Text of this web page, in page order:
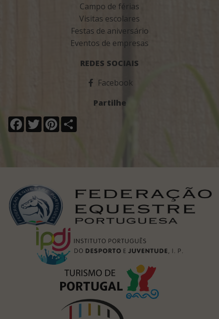
Campo de férias
Visitas escolares
Festas de aniversário
Eventos de empresas
REDES SOCIAIS
Facebook
Partilhe
Facebook
TwitterPinterest